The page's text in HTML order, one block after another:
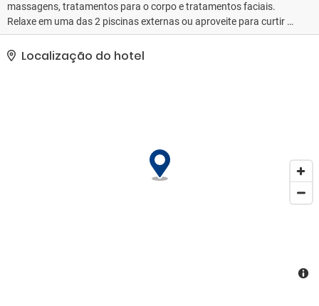
massagens, tratamentos para o corpo e tratamentos faciais.
Relaxe em uma das 2 piscinas externas ou aproveite para curtir a
praia particular. Esta propriedade também oferece Wi-Fi de
cortesia, serviços de concierge e serviço de babá (sobretaxa). Os
hóspedes podem pegar o traslado local (sobretaxa) para as
terminal de balsa mediante uma sobretaxa e estacionamento
grátis com manobrista está disponível no local..
Localização do hotel